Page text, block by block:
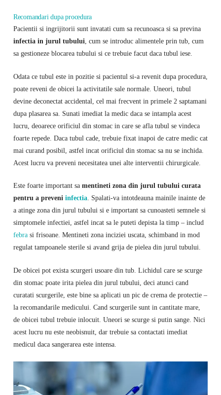
Recomandari dupa procedura
Pacientii si ingrijitorii sunt invatati cum sa recunoasca si sa previna
infectia in jurul tubului , cum se introduc alimentele prin tub, cum
sa gestioneze blocarea tubului si ce trebuie facut daca tubul iese.
Odata ce tubul este in pozitie si pacientul si-a revenit dupa procedura,
poate reveni de obicei la activitatile sale normale. Uneori, tubul
devine deconectat accidental, cel mai frecvent in primele 2 saptamani
dupa plasarea sa. Sunati imediat la medic daca se intampla acest
lucru, deoarece orificiul din stomac in care se afla tubul se vindeca
foarte repede. Daca tubul cade, trebuie fixat inapoi de catre medic cat
mai curand posibil, astfel incat orificiul din stomac sa nu se inchida.
Acest lucru va preveni necesitatea unei alte interventii chirurgicale.
Este foarte important sa mentineti zona din jurul tubului curata
pentru a preveni infectia. Spalati-va intotdeauna mainile inainte de
a atinge zona din jurul tubului si e important sa cunoasteti semnele si
simptomele infectiei, astfel incat sa le puteti depista la timp – includ
febrasi frisoane. Mentineti zona inciziei uscata, schimband in mod
regulat tampoanele sterile si avand grija de pielea din jurul tubului.
De obicei pot exista scurgeri usoare din tub. Lichidul care se scurge
din stomac poate irita pielea din jurul tubului, deci atunci cand
curatati scurgerile, este bine sa aplicati un pic de crema de protectie –
la recomandarile medicului. Cand scurgerile sunt in cantitate mare,
de obicei tubul trebuie inlocuit. Uneori se scurge si putin sange. Nici
acest lucru nu este neobisnuit, dar trebuie sa contactati imediat
medicul daca sangerarea este intensa.